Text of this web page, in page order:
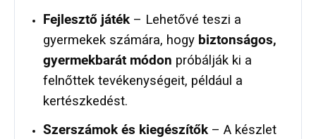
Fejlesztő játék – Lehetővé teszi a
gyermekek számára, hogy biztonságos,
gyermekbarát módon próbálják ki a
felnőttek tevékenységeit, például a
kertészkedést.
Szerszámok és kiegészítők – A készlet